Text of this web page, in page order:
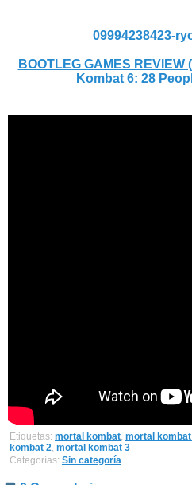
09994238423-
BOOTLEG GAMES REVIEW
Kombat 6: 28
Etiquetas: mortal kombat mortal kombat
kombat 2 mortal kombat 3
Categorías: Sin categoría